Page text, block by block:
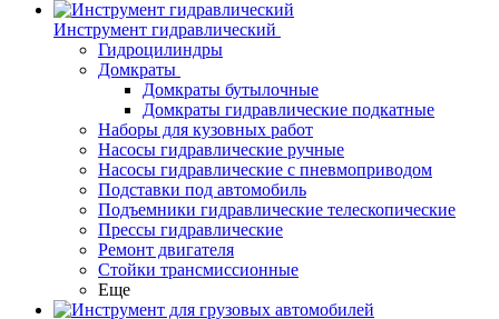
Инструмент гидравлический
Гидроцилиндры
Домкраты
Домкраты бутылочные
Домкраты гидравлические подкатные
Наборы для кузовных работ
Насосы гидравлические ручные
Насосы гидравлические с пневмоприводом
Подставки под автомобиль
Подъемники гидравлические телескопические
Прессы гидравлические
Ремонт двигателя
Стойки трансмиссионные
Еще